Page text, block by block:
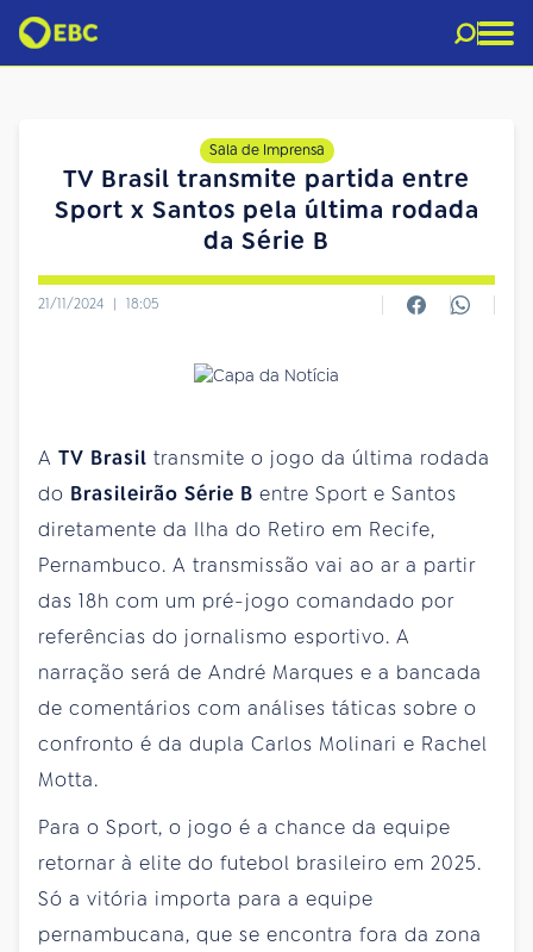
Sala de Imprensa
TV Brasil transmite partida entre
Sport x Santos pela última rodada
da Série B
21/11/2024 | 18:05
A TV Brasil transmite o jogo da última rodada
do Brasileirão Série B entre Sport e Santos
diretamente da Ilha do Retiro em Recife,
Pernambuco. A transmissão vai ao ar a partir
das 18h com um pré-jogo comandado por
referências do jornalismo esportivo. A
narração será de André Marques e a bancada
de comentários com análises táticas sobre o
confronto é da dupla Carlos Molinari e Rachel
Motta.
Para o Sport, o jogo é a chance da equipe
retornar à elite do futebol brasileiro em 2025.
Só a vitória importa para a equipe
pernambucana, que se encontra fora da zona